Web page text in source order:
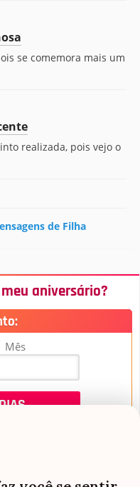
se comemora mais um
realizada, pois vejo o
de Filha
aniversário?
Mês